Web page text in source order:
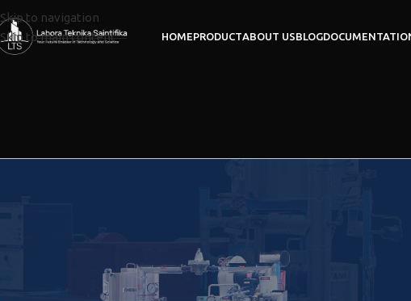
Skip to navigation
Skip to main content
HOMEPRODUCTABOUT USBLOG
Gear Ratio dan Gearbox: